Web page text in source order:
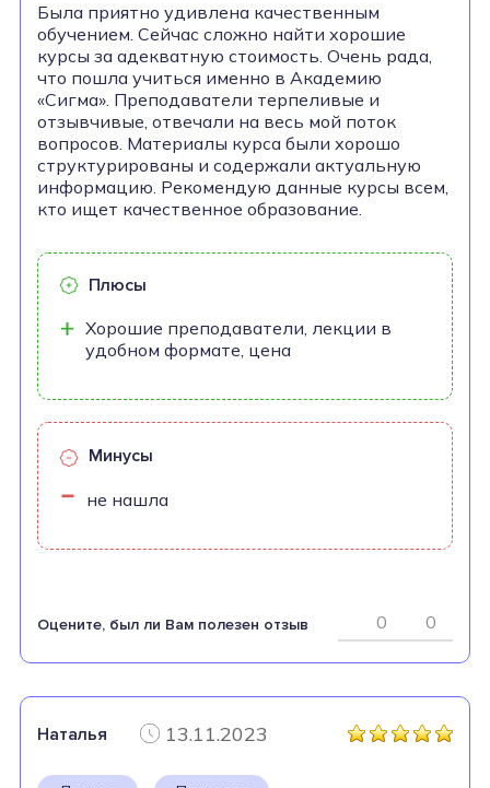
Была приятно удивлена качественным
обучением. Сейчас сложно найти хорошие
курсы за адекватную стоимость. Очень рада,
что пошла учиться именно в Академию
«Сигма». Преподаватели терпеливые и
отзывчивые, отвечали на весь мой поток
вопросов. Материалы курса были хорошо
структурированы и содержали актуальную
информацию. Рекомендую данные курсы всем,
кто ищет качественное образование.
Плюсы
Хорошие преподаватели, лекции в
удобном формате, цена
Минусы
не нашла
Оцените, был ли Вам полезен отзыв 0 0
Наталья 13.11.2023